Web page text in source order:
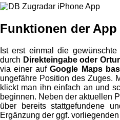
Funktionen der
Ist erst einmal die
durch Direkteingabe oder
via einer aufGoogle Maps
ungefähre Position des Zuges.
klickt man ihn einfach an und
beginnen. Neben der aktuellen
über bereits stattgefundene
Ergänzung der ggf. vorliegenden